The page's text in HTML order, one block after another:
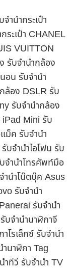
ำนำกระเป๋า
ระเป๋า CHANEL
VUITTON
รับจำนำกล้อง
อน รับจำนำ
ล้อง DSLR รับ
รับจำนำกล้อง
iPad Mini รับ
ม็ค รับจำนำ
บจำนำไอโฟน รับ
จำนำโทรศัพท์มือ
ำนำโน๊ตบุ๊ค Asus
รับจำนำ
รับจำนำ
บจำนำนาฬิกาจี
โรเล็กซ์ รับจำนำ
นาฬิกา Tag
ำทีวี รับจำนำ TV